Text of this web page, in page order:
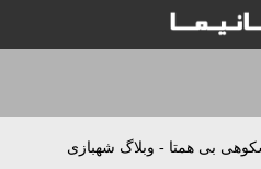
بی همتا - وبلاگ شهبازی